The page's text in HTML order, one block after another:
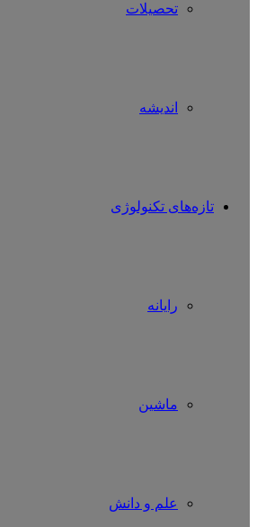
تحصیلات
اندیشه
تازه‌های تکنولوژی
رایانه
ماشین
علم و دانش